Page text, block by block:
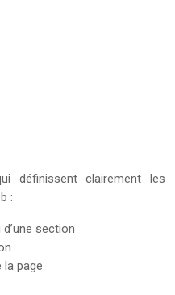
définissent clairement les
:
section
la page